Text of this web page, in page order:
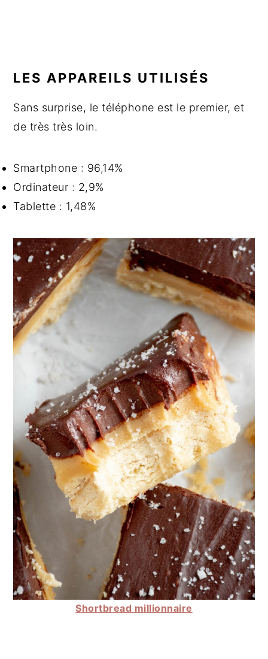
LES APPAREILS UTILISÉS
Sans surprise, le téléphone est le premier, et
de très très loin.
Smartphone : 96,14%
Ordinateur : 2,9%
Tablette : 1,48%
Shortbread millionnaire